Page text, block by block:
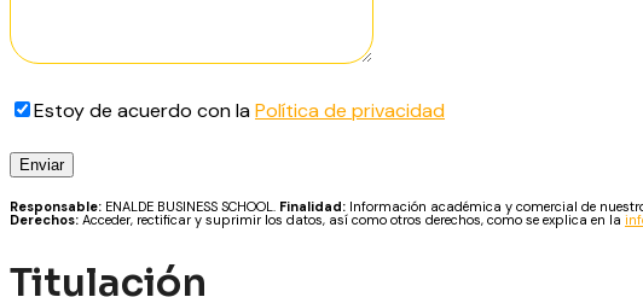
Estoy de acuerdo con laPolítica de privacidad
Responsable: ENALDE BUSINESS SCHOOL. Finalidad: Información académica y comercial de
Derechos: Acceder, rectificar y suprimir los datos, así como otros derechos, como se explica en la
Titulación